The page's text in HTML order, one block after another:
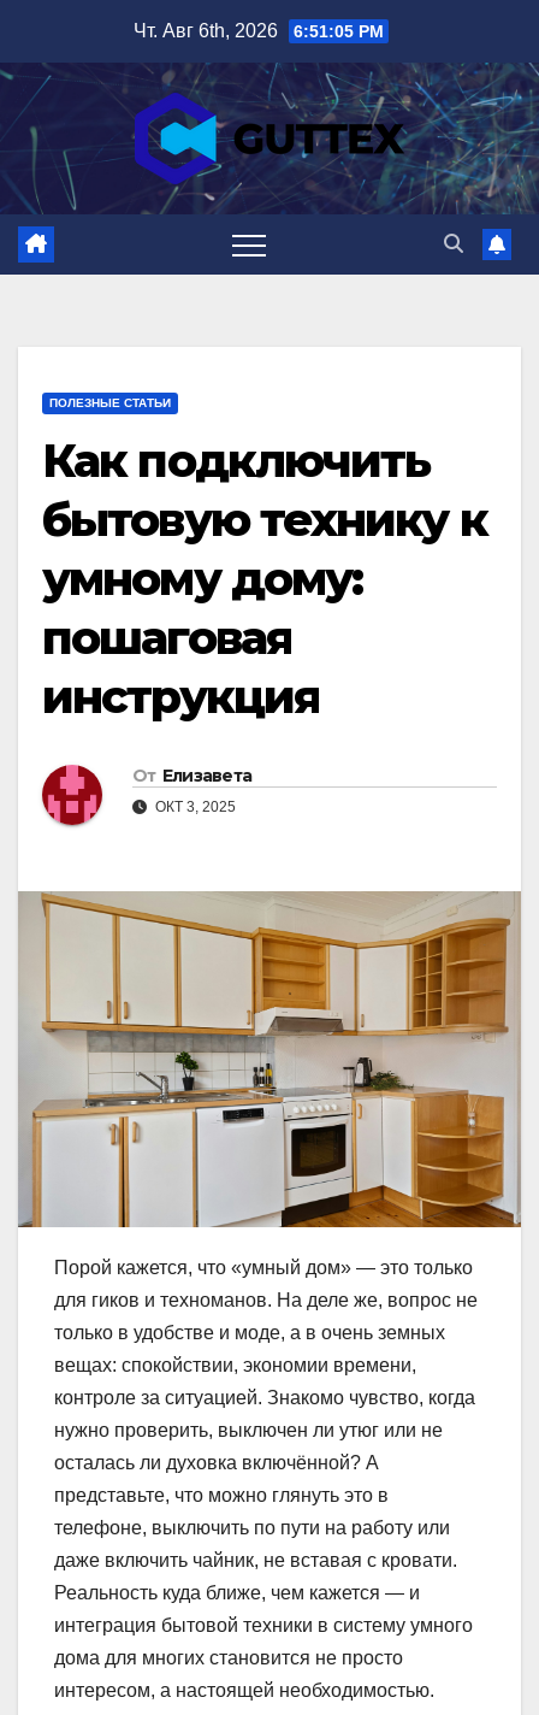
содержимому
Чт. Авг 6th, 2026 6:51:07 PM
ПОЛЕЗНЫЕ СТАТЬИ
Как подключить
бытовую технику к
умному дому:
пошаговая
инструкция
От Елизавета
ОКТ 3, 2025
Порой кажется, что «умный дом» — это только
для гиков и техноманов. На деле же, вопрос не
только в удобстве и моде, а в очень земных
вещах: спокойствии, экономии времени,
контроле за ситуацией. Знакомо чувство, когда
нужно проверить, выключен ли утюг или не
осталась ли духовка включённой? А
представьте, что можно глянуть это в
телефоне, выключить по пути на работу или
даже включить чайник, не вставая с кровати.
Реальность куда ближе, чем кажется — и
интеграция бытовой техники в систему умного
дома для многих становится не просто
интересом, а настоящей необходимостью.